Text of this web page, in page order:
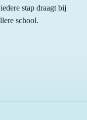
stap draagt bij
school.